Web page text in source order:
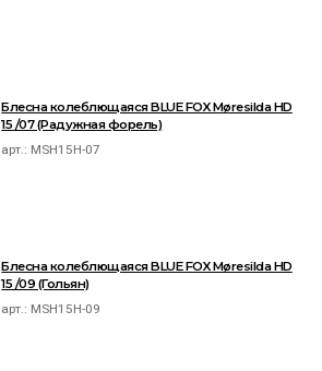
Блесна колеблющаяся BLUE FOX Møresilda HD
15 /07 (Радужная форель)
арт.: MSH15H-07
Блесна колеблющаяся BLUE FOX Møresilda HD
15 /09 (Гольян)
арт.: MSH15H-09